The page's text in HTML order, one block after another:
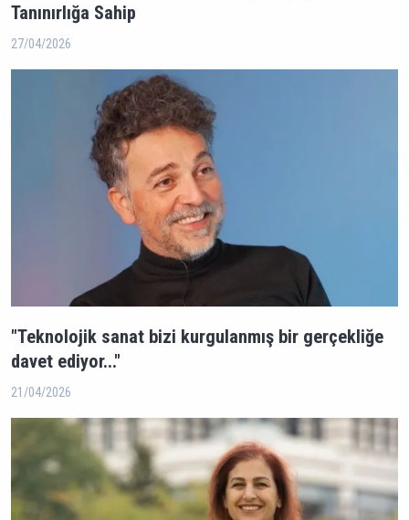
Tanınırlığa Sahip
27/04/2026
"Teknolojik sanat bizi kurgulanmış bir gerçekliğe
davet ediyor..."
21/04/2026